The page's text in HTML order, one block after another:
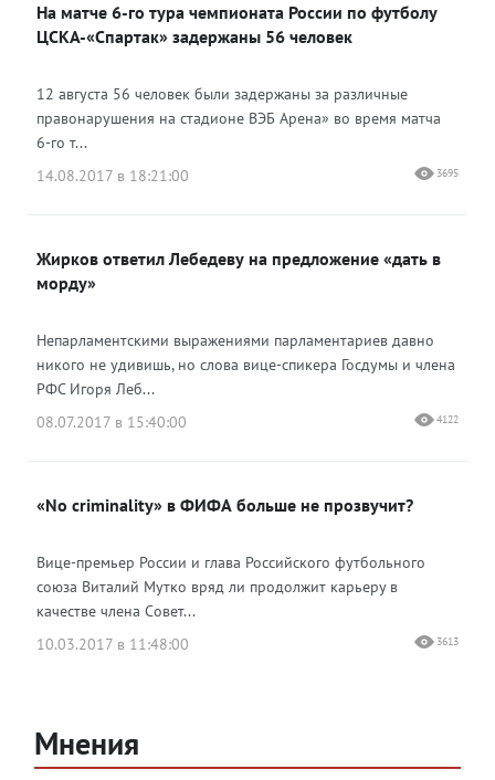
На матче 6-го тура чемпионата России по футболу
ЦСКА-«Спартак» задержаны 56 человек
12 августа 56 человек были задержаны за различные
правонарушения на стадионе ВЭБ Арена» во время матча
6-го т...
14.08.2017 в 18:21:00
3695
Жирков ответил Лебедеву на предложение «дать в
морду»
Непарламентскими выражениями парламентариев давно
никого не удивишь, но слова вице-спикера Госдумы и члена
РФС Игоря Леб...
08.07.2017 в 15:40:00
4122
«No criminality» в ФИФА больше не прозвучит?
Вице-премьер России и глава Российского футбольного
союза Виталий Мутко вряд ли продолжит карьеру в
качестве члена Совет...
10.03.2017 в 11:48:00
3613
Мнения